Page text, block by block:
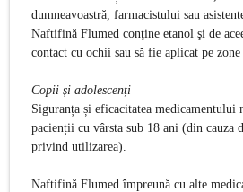
dumneavoastră, farmacistului sau
Naftifină Flumed conţine etanol şi de
contact cu ochii sau să fie aplicat pe
Copii și adolescenți
Siguranța și eficacitatea medicamentului
pacienții cu vârsta sub 18 ani (din cauza
privind utilizarea).
Naftifină Flumed împreună cu alte